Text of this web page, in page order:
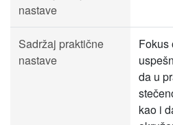
nastave
Sadržaj praktične
nastave
Fokus
da u
kao i